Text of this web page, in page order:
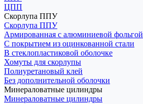
ЦПП
Скорлупа ППУ
Скорлупа ППУ
Армированная с алюминиевой фольгой
С покрытием из оцинкованной стали
В стеклопластиковой оболочке
Хомуты для скорлупы
Полиуретановый клей
Без дополнительной оболочки
Минераловатные цилиндры
Минераловатные цилиндры